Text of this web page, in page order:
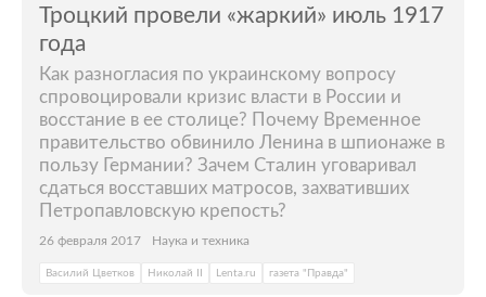
Троцкий провели «жаркий» июль 1917
года
Как разногласия по украинскому вопросу
спровоцировали кризис власти в России и
восстание в ее столице? Почему Временное
правительство обвинило Ленина в шпионаже в
пользу Германии? Зачем Сталин уговаривал
сдаться восставших матросов, захвативших
Петропавловскую крепость?
26 февраля 2017 Наука и техника
Василий Цветков Николай II Lenta.ru газета "Правда"